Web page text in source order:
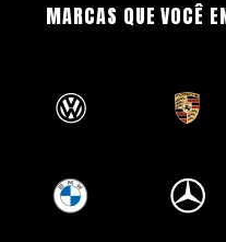
MARCAS QUE VOCÊ